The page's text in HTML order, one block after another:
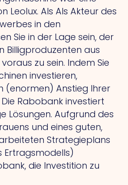
Leolux. Als Als Akteur des
in den
Sie in der Lage sein, der
Billigproduzenten aus
zu sein. Indem Sie
investieren,
(enormen) Anstieg Ihrer
Rabobank investiert
Lösungen. Aufgrund des
und eines guten,
Strategieplans
Ertragsmodells)
die Investition zu